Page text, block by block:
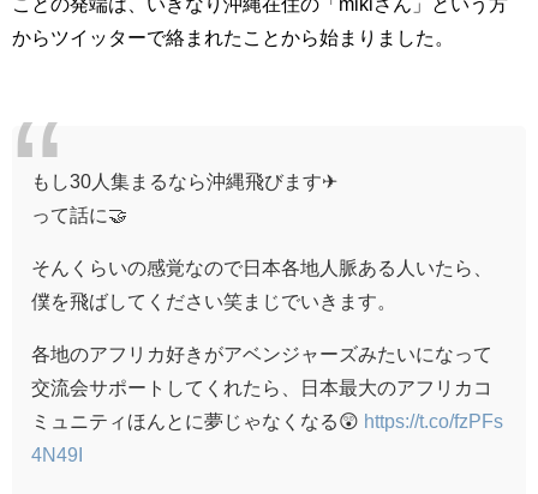
ことの発端は、いきなり沖縄在住の「mikiさん」という方
からツイッターで絡まれたことから始まりました。
もし30人集まるなら沖縄飛びます✈
って話に🤝
そんくらいの感覚なので日本各地人脈ある人いたら、
僕を飛ばしてください笑まじでいきます。
各地のアフリカ好きがアベンジャーズみたいになって
交流会サポートしてくれたら、日本最大のアフリカコ
ミュニティほんとに夢じゃなくなる😲 https://t.co/fzPFs
4N49I